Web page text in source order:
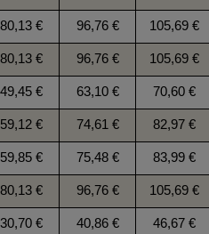
80,13 € 96,76 € 105,69 €
80,13 € 96,76 € 105,69 €
49,45 € 63,10 € 70,60 €
59,12 € 74,61 € 82,97 €
59,85 € 75,48 € 83,99 €
80,13 € 96,76 € 105,69 €
30,70 € 40,86 €
46,67 €